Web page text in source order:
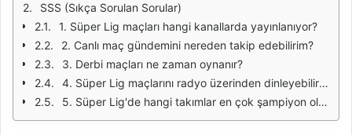
SSS (Sıkça Sorulan Sorular)
1. Süper Lig maçları hangi kanallarda yayınlanıyor?
2. Canlı maç gündemini nereden takip edebilirim?
3. Derbi maçları ne zaman oynanır?
4. Süper Lig maçlarını radyo üzerinden dinleyebilir miyim?
5. Süper Lig'de hangi takımlar en çok şampiyon olmuştur?